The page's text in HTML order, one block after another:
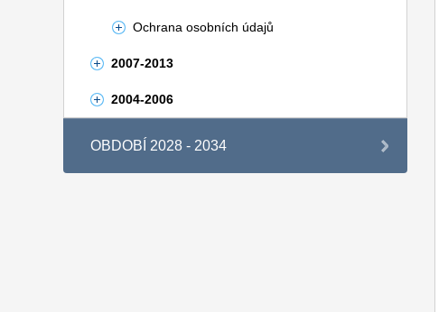
Ochrana osobních údajů
2007-2013
2004-2006
OBDOBÍ 2028 - 2034